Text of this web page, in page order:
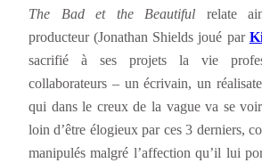
The Bad et the Beautiful relate
producteur (Jonathan Shields joué par
sacrifié à ses projets la vie
collaborateurs – un écrivain, un
qui dans le creux de la vague va se
loin d’être élogieux par ces 3 derniers,
manipulés malgré l’affection qu’il lui